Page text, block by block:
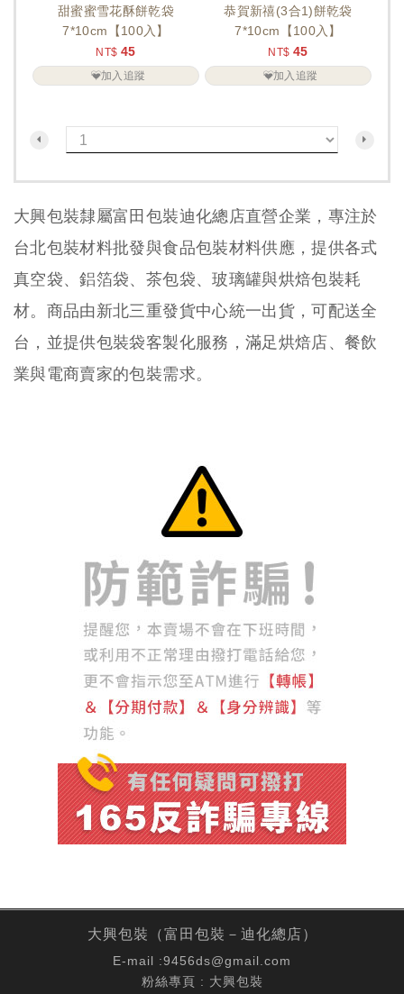
甜蜜蜜雪花酥餅乾袋
7*10cm【100入】
NT$ 45
加入追蹤
恭賀新禧(3合1)餅乾袋
7*10cm【100入】
NT$ 45
加入追蹤
大興包裝隸屬富田包裝迪化總店直營企業，專注於
台北包裝材料批發與食品包裝材料供應，提供各式
真空袋、鋁箔袋、茶包袋、玻璃罐與烘焙包裝耗
材。商品由新北三重發貨中心統一出貨，可配送全
台，並提供包裝袋客製化服務，滿足烘焙店、餐飲
業與電商賣家的包裝需求。
大興包裝（富田包裝－迪化總店）
E-mail :9456ds@gmail.com
粉絲專頁 : 大興包裝